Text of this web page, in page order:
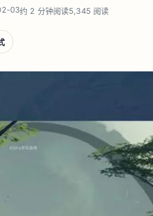
03约 2 分钟阅读5,345 阅读